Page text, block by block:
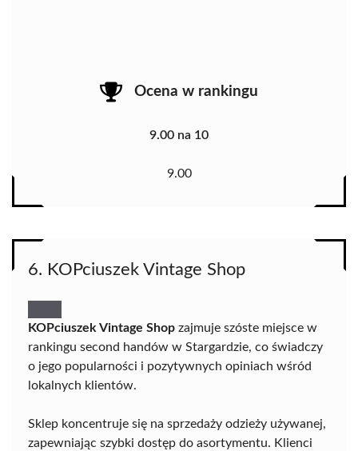
Ocena w rankingu
9.00 na 10
9.00
6. KOPciuszek Vintage Shop
KOPciuszek Vintage Shop zajmuje szóste miejsce w
rankingu second handów w Stargardzie, co świadczy
o jego popularności i pozytywnych opiniach wśród
lokalnych klientów.
Sklep koncentruje się na sprzedaży odzieży używanej,
zapewniając szybki dostęp do asortymentu. Klienci